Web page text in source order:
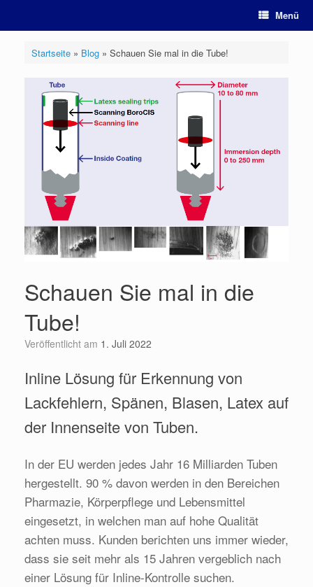
springen
Menü
Startseite» Blog» Schauen Sie mal in die Tube!
Schauen Sie mal in die
Tube!
Veröffentlicht am 1. Juli 2022
Inline Lösung für Erkennung von
Lackfehlern, Spänen, Blasen, Latex auf
der Innenseite von Tuben.
In der EU werden jedes Jahr 16 Milliarden Tuben
hergestellt. 90 % davon werden in den Bereichen
Pharmazie, Körperpflege und Lebensmittel
eingesetzt, in welchen man auf hohe Qualität
achten muss. Kunden berichten uns immer wieder,
dass sie seit mehr als 15 Jahren vergeblich nach
einer Lösung für Inline-Kontrolle suchen.